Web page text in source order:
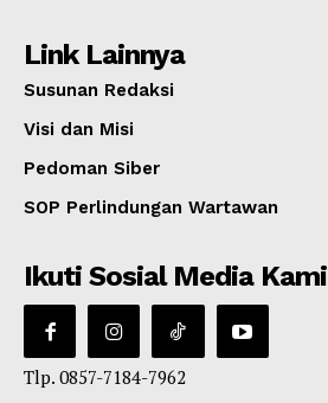
Link Lainnya
Susunan Redaksi
Visi dan Misi
Pedoman Siber
SOP Perlindungan Wartawan
Ikuti Sosial Media Kami
Tlp. 0857-7184-7962